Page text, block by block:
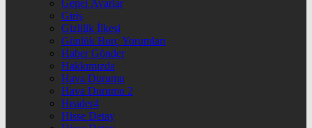
Genel Ayarlar
Giriş
Gizlilik İlkesi
Günlük Burç Yorumları
Haber Gönder
Hakkımızda
Hava Durumu
Hava Durumu 2
Header4
Hisse Detay